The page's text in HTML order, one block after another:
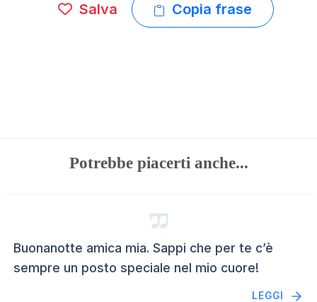
Salva Copia frase
Potrebbe piacerti anche...
Buonanotte amica mia. Sappi che per te c’è
sempre un posto speciale nel mio cuore!
LEGGI